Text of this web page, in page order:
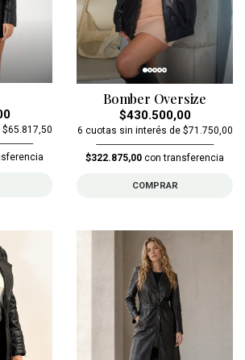
Bomber Oversize
$430.500,00
6 cuotas sin interés de $71.750,00
$322.875,00 con transferencia
COMPRAR